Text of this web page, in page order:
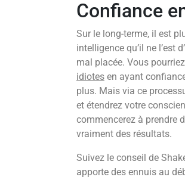
Confiance
Sur le long-terme, il est
intelligence qu’il ne l’est
mal placée. Vous
idiotes en ayant
plus. Mais via ce
et étendrez votre
commencerez à prendre
vraiment des résultats.
Suivez le conseil de
apporte des ennuis au